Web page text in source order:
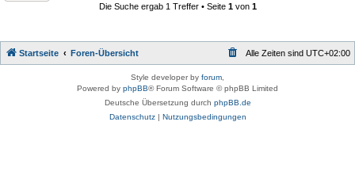
Die Suche ergab 1 Treffer • Seite 1von 1
Startseite Foren-Übersicht Alle Zeiten sind UTC+02:00
Style developer by forum
Powered by phpBB® Forum Software © phpBB Limited
Deutsche Übersetzung durch phpBB.de
Datenschutz| Nutzungsbedingungen